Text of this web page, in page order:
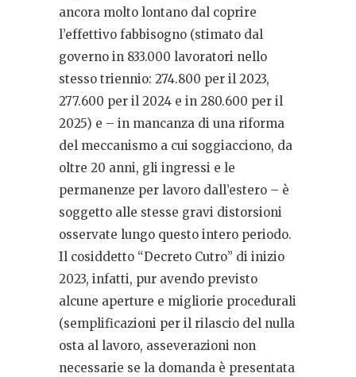
ancora molto lontano dal coprire
l’effettivo fabbisogno (stimato dal
governo in 833.000 lavoratori nello
stesso triennio: 274.800 per il 2023,
277.600 per il 2024 e in 280.600 per il
2025) e – in mancanza di una riforma
del meccanismo a cui soggiacciono, da
oltre 20 anni, gli ingressi e le
permanenze per lavoro dall’estero – è
soggetto alle stesse gravi distorsioni
osservate lungo questo intero periodo.
Il cosiddetto “Decreto Cutro” di inizio
2023, infatti, pur avendo previsto
alcune aperture e migliorie procedurali
(semplificazioni per il rilascio del nulla
osta al lavoro, asseverazioni non
necessarie se la domanda è presentata